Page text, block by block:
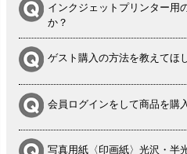
インクジェットプリンター用
か？
ゲスト購入の方法を教えてほ
会員ログインをして商品を購
写真用紙〈印画紙〉光沢・半